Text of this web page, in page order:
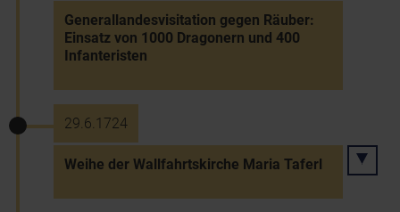
Generallandesvisitation gegen Räuber:
Einsatz von 1000 Dragonern und 400
Infanteristen
29.6.1724
Weihe der Wallfahrtskirche Maria Taferl